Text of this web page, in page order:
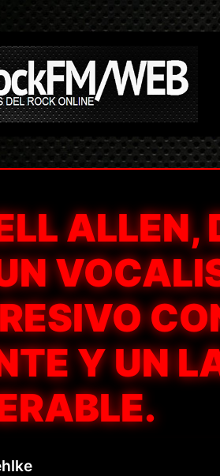
Y UN